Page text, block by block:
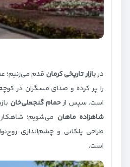
دربازار تاریخی کرمان قدم می‌زنیم؛
را پر کرده و صدای مسگران در
است. سپس ازحمام گنجعلی‌خان
شاهزاده ماهان می‌شویم؛
طراحی پلکانی و چشم‌اندازی
است.